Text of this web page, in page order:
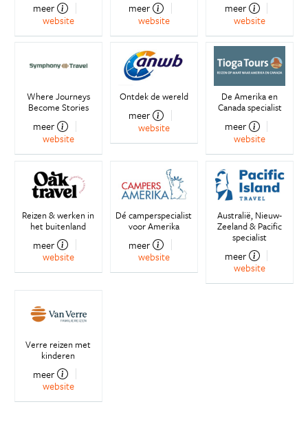
meer
website
meer
website
meer
website
Where Journeys
Become Stories
meer
website
Ontdek de wereld
meer
website
De Amerika en
Canada specialist
meer
website
Reizen & werken in
het buitenland
meer
website
Dé camperspecialist
voor Amerika
meer
website
Australië, Nieuw-
Zeeland & Pacific
specialist
meer
website
Verre reizen met
kinderen
meer
website